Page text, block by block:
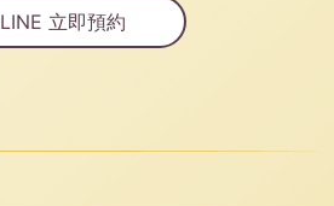
LINE 立即預約